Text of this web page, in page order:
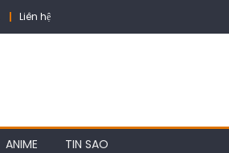
Liên hệ
ANIME TIN SAO